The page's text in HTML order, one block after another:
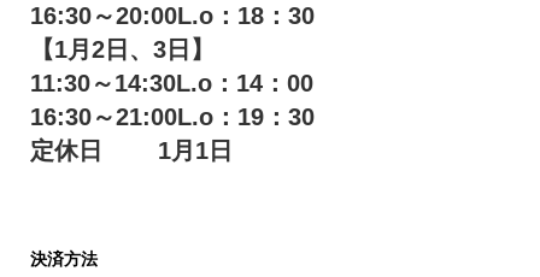
16:30～20:00L.o：18：30
【1月2日、3日】
11:30～14:30L.o：14：00
16:30～21:00L.o：19：30
定休日 1月1日
決済方法